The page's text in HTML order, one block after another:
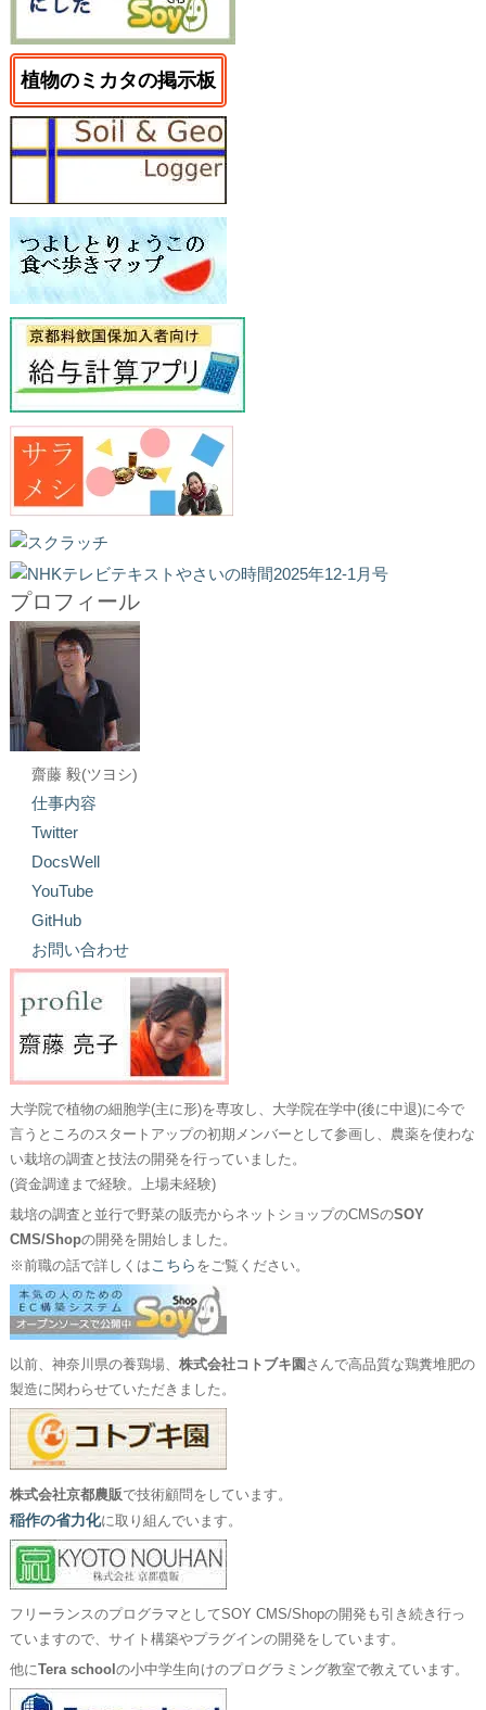
植物のミカタの掲示板
プロフィール
齋藤 毅(ツヨシ)
仕事内容
Twitter
DocsWell
YouTube
GitHub
お問い合わせ
大学院で植物の細胞学(主に形)を専攻し、大学院在学中(後に中退)に今で
言うところのスタートアップの初期メンバーとして参画し、農薬を使わな
い栽培の調査と技法の開発を行っていました。
(資金調達まで経験。上場未経験)
栽培の調査と並行で野菜の販売からネットショップのCMSのSOY
CMS/Shopの開発を開始しました。
※前職の話で詳しくはこちら をご覧ください。
以前、神奈川県の養鶏場、 株式会社コトブキ園 さんで高品質な鶏糞堆肥の
製造に関わらせていただきました。
株式会社京都農販で技術顧問をしています。
稲作の省力化に取り組んでいます。
フリーランスのプログラマとしてSOY CMS/Shopの開発も引き続き行っ
ていますので、サイト構築やプラグインの開発をしています。
他にTera school の小中学生向けのプログラミング教室で教えています。